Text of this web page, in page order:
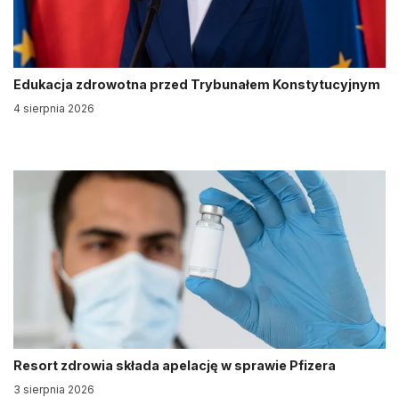
Edukacja zdrowotna przed Trybunałem Konstytucyjnym
4 sierpnia 2026
Resort zdrowia składa apelację w sprawie Pfizera
3 sierpnia 2026